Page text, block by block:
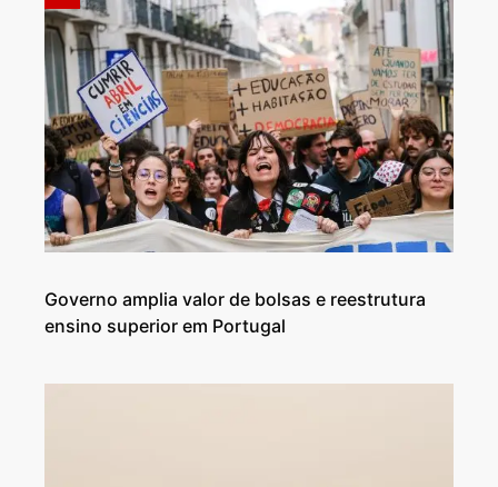
Governo amplia valor de bolsas e reestrutura
ensino superior em Portugal